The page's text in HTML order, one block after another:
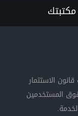
الاستثمار
لحماية حقوق المستخدمين